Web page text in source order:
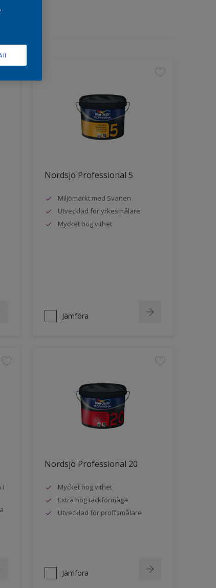
Nordsjö Professional 5
Miljömärkt med Svanen
Utvecklad för yrkesmålare
Mycket hög vithet
Jämföra
i
Nordsjö Professional 20
Mycket hög vithet
Extra hög täckförmåga
Utvecklad för proffsmålare
Jämföra